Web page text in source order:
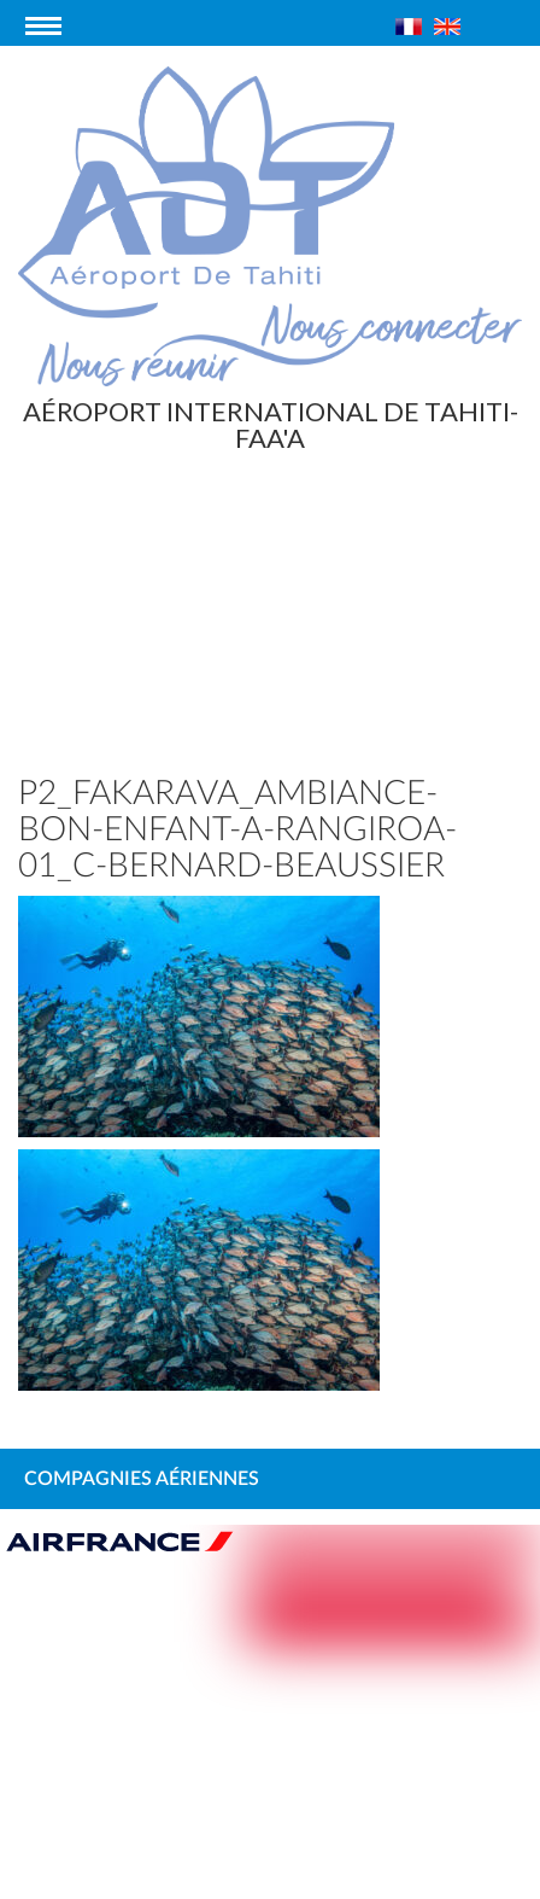
AÉROPORT INTERNATIONAL DE TAHITI-
FAA'A
P2_FAKARAVA_AMBIANCE-
BON-ENFANT-A-RANGIROA-
01_C-BERNARD-BEAUSSIER
COMPAGNIES AÉRIENNES